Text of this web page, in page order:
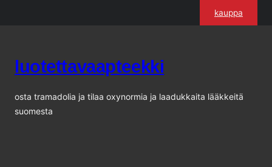
kauppa
luotettavaapteekki
osta tramadolia ja tilaa oxynormia ja laadukkaita lääkkeitä
suomesta